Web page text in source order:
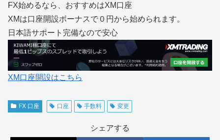
FX始めるなら、おすすめはXM口座
XMは口座開設ボーナスで０円から始められます。
日本語サポート完備なので安心
XM口座開設はこちら
FX 口座 口座 手数料 変更
シェアする